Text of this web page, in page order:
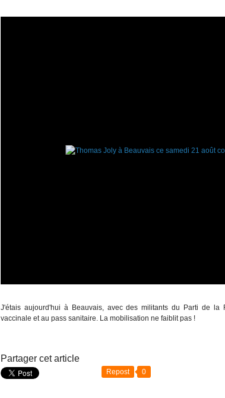
J'étais aujourd'hui à Beauvais, avec des militants du Parti de la
vaccinale et au pass sanitaire. La mobilisation ne faiblit pas !
Partager cet article
Repost 0